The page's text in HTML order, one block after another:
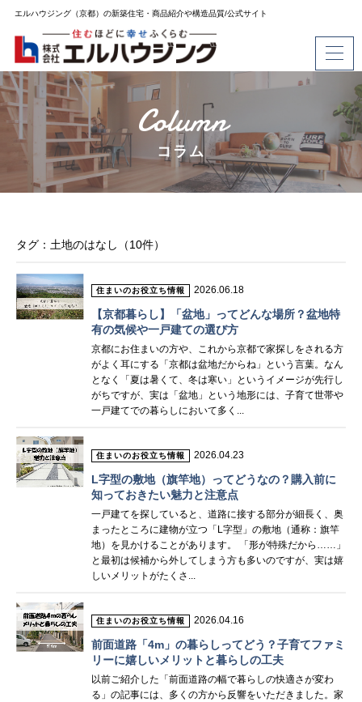
エルハウジング（京都）の新築住宅・商品紹介や構造品質/公式サイト
Column
コラム
タグ：土地のはなし（10件）
住まいのお役立ち情報 2026.06.18
【京都暮らし】「盆地」ってどんな場所？盆地特
有の気候や一戸建ての選び方
京都にお住まいの方や、これから京都で家探しをされる方
がよく耳にする「京都は盆地だからね」という言葉。なん
となく「夏は暑くて、冬は寒い」というイメージが先行し
がちですが、実は「盆地」という地形には、子育て世帯や
一戸建てでの暮らしにおいて多く...
住まいのお役立ち情報 2026.04.23
L字型の敷地（旗竿地）ってどうなの？購入前に
知っておきたい魅力と注意点
一戸建てを探していると、道路に接する部分が細長く、奥
まったところに建物が立つ「L字型」の敷地（通称：旗竿
地）を見かけることがあります。 「形が特殊だから……」
と最初は候補から外してしまう方も多いのですが、実は嬉
しいメリットがたくさ...
住まいのお役立ち情報 2026.04.16
前面道路「4m」の暮らしってどう？子育てファミ
リーに嬉しいメリットと暮らしの工夫
以前ご紹介した「前面道路の幅で暮らしの快適さが変わ
る」の記事には、多くの方から反響をいただきました。家